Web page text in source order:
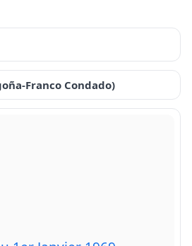
Franco Condado)